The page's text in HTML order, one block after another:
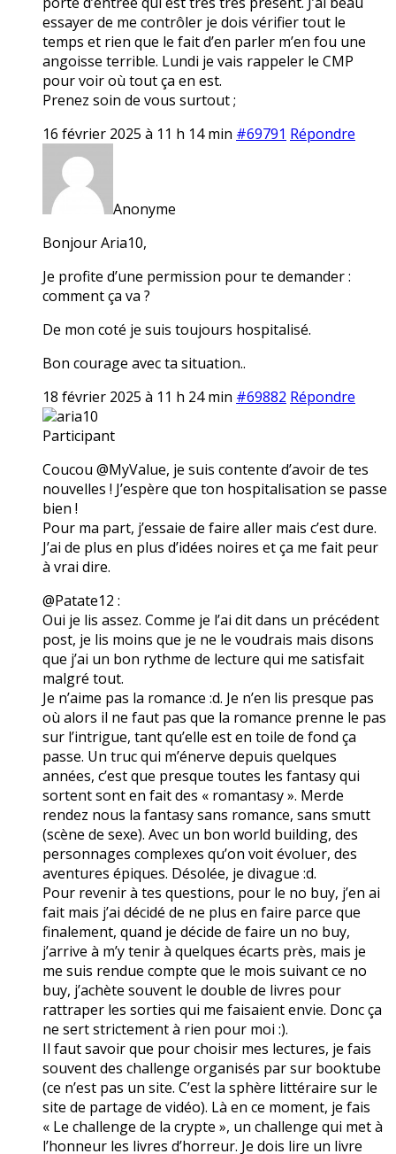
essayer de me contrôler je dois vérifier tout le
temps et rien que le fait d’en parler m’en fou une
angoisse terrible. Lundi je vais rappeler le CMP
pour voir où tout ça en est.
Prenez soin de vous surtout ;
16 février 2025 à 11 h 14 min #69791 Répondre
Anonyme
Bonjour Aria10,
Je profite d’une permission pour te demander :
comment ça va ?
De mon coté je suis toujours hospitalisé.
Bon courage avec ta situation..
18 février 2025 à 11 h 24 min #69882 Répondre
aria10
Participant
Coucou @MyValue, je suis contente d’avoir de tes
nouvelles ! J’espère que ton hospitalisation se passe
bien !
Pour ma part, j’essaie de faire aller mais c’est dure.
J’ai de plus en plus d’idées noires et ça me fait peur
à vrai dire.
@Patate12 :
Oui je lis assez. Comme je l’ai dit dans un précédent
post, je lis moins que je ne le voudrais mais disons
que j’ai un bon rythme de lecture qui me satisfait
malgré tout.
Je n’aime pas la romance :d. Je n’en lis presque pas
où alors il ne faut pas que la romance prenne le pas
sur l’intrigue, tant qu’elle est en toile de fond ça
passe. Un truc qui m’énerve depuis quelques
années, c’est que presque toutes les fantasy qui
sortent sont en fait des « romantasy ». Merde
rendez nous la fantasy sans romance, sans smutt
(scène de sexe). Avec un bon world building, des
personnages complexes qu’on voit évoluer, des
aventures épiques. Désolée, je divague :d.
Pour revenir à tes questions, pour le no buy, j’en ai
fait mais j’ai décidé de ne plus en faire parce que
finalement, quand je décide de faire un no buy,
j’arrive à m’y tenir à quelques écarts près, mais je
me suis rendue compte que le mois suivant ce no
buy, j’achète souvent le double de livres pour
rattraper les sorties qui me faisaient envie. Donc ça
ne sert strictement à rien pour moi :).
Il faut savoir que pour choisir mes lectures, je fais
souvent des challenge organisés par sur booktube
(ce n’est pas un site. C’est la sphère littéraire sur le
site de partage de vidéo). Là en ce moment, je fais
« Le challenge de la crypte », un challenge qui met à
l’honneur les livres d’horreur. Je dois lire un livre